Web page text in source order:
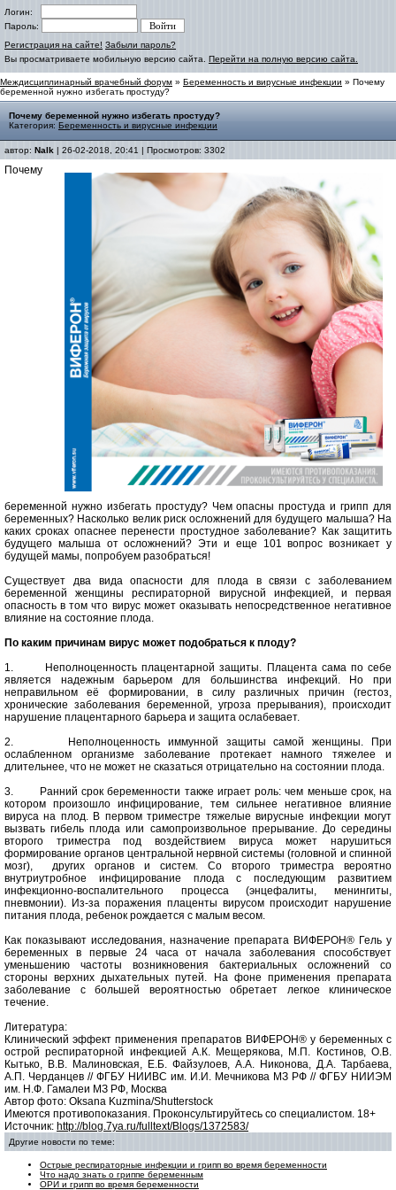
Логин:
Пароль:
Регистрация на сайте! Забыли пароль?
Вы просматриваете мобильную версию сайта. Перейти на полную версию сайта.
Междисциплинарный врачебный форум » Беременность и вирусные инфекции » Почему
беременной нужно избегать простуду?
Почему беременной нужно избегать простуду?
Категория: Беременность и вирусные инфекции
автор: Nalk | 26-02-2018, 20:41 | Просмотров: 3302
Почему
беременной нужно избегать простуду? Чем опасны простуда и грипп для
беременных? Насколько велик риск осложнений для будущего малыша? На
каких сроках опаснее перенести простудное заболевание? Как защитить
будущего малыша от осложнений? Эти и еще 101 вопрос возникает у
будущей мамы, попробуем разобраться!
Существует два вида опасности для плода в связи с заболеванием
беременной женщины респираторной вирусной инфекцией, и первая
опасность в том что вирус может оказывать непосредственное негативное
влияние на состояние плода.
По каким причинам вирус может подобраться к плоду?
1. Неполноценность плацентарной защиты. Плацента сама по себе
является надежным барьером для большинства инфекций. Но при
неправильном её формировании, в силу различных причин (гестоз,
хронические заболевания беременной, угроза прерывания), происходит
нарушение плацентарного барьера и защита ослабевает.
2. Неполноценность иммунной защиты самой женщины. При
ослабленном организме заболевание протекает намного тяжелее и
длительнее, что не может не сказаться отрицательно на состоянии плода.
3. Ранний срок беременности также играет роль: чем меньше срок, на
котором произошло инфицирование, тем сильнее негативное влияние
вируса на плод. В первом триместре тяжелые вирусные инфекции могут
вызвать гибель плода или самопроизвольное прерывание. До середины
второго триместра под воздействием вируса может нарушиться
формирование органов центральной нервной системы (головной и спинной
мозг), других органов и систем. Со второго триместра вероятно
внутриутробное инфицирование плода с последующим развитием
инфекционно-воспалительного процесса (энцефалиты, менингиты,
пневмонии). Из-за поражения плаценты вирусом происходит нарушение
питания плода, ребенок рождается с малым весом.
Как показывают исследования, назначение препарата ВИФЕРОН® Гель у
беременных в первые 24 часа от начала заболевания способствует
уменьшению частоты возникновения бактериальных осложнений со
стороны верхних дыхательных путей. На фоне применения препарата
заболевание с большей вероятностью обретает легкое клиническое
течение.
Литература:
Клинический эффект применения препаратов ВИФЕРОН® у беременных с
острой респираторной инфекцией А.К. Мещерякова, М.П. Костинов, О.В.
Кытько, В.В. Малиновская, Е.Б. Файзулоев, А.А. Никонова, Д.А. Тарбаева,
А.П. Черданцев // ФГБУ НИИВС им. И.И. Мечникова МЗ РФ // ФГБУ НИИЭМ
им. Н.Ф. Гамалеи МЗ РФ, Москва
Автор фото: Oksana Kuzmina/Shutterstock
Имеются противопоказания. Проконсультируйтесь со специалистом. 18+
Источник: http://blog.7ya.ru/fulltext/Blogs/1372583/
Другие новости по теме:
Острые респираторные инфекции и грипп во время беременности
Что надо знать о гриппе беременным
ОРИ и грипп во время беременности